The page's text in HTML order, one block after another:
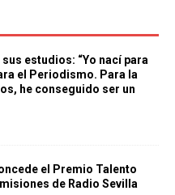
estudios: “Yo nací para
el Periodismo. Para la
he conseguido ser un
el Premio Talento
de Radio Sevilla